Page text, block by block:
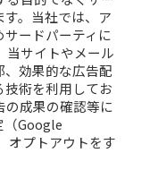
。当社では、ア
ードパーティに
当サイトやメール
効果的な広告配
術を利用してお
の成果の確認等に
Google
オプトアウトをす